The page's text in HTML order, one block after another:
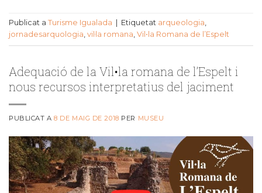
Publicat a Turisme Igualada Etiquetat arqueologia,
jornadesarquologia, vil·la romana, Vil•la Romana de l’Espelt
Adequació de la Vil•la romana de l’Espelt i
nous recursos interpretatius del jaciment
PUBLICAT A8 DE MAIG DE 2018 PER MUSEU